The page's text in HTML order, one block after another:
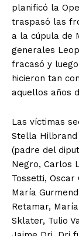
planificó la
traspasó las
a la cúpula de
generales
fracasó y
hicieron tan
aquellos años
Las víctimas
Stella Hilbrand
(padre del
Negro, Carlos
Tossetti,
María
Retamar,
Sklater, Tulio